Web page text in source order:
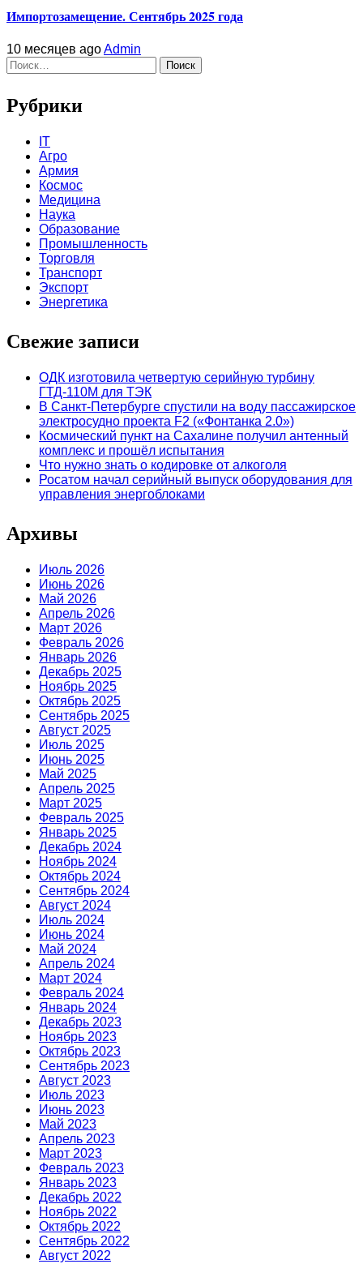
Импортозамещение. Сентябрь 2025 года
10 месяцев agoAdmin
Найти:
Рубрики
IT
Агро
Армия
Космос
Медицина
Наука
Образование
Промышленность
Торговля
Транспорт
Экспорт
Энергетика
Свежие записи
ОДК изготовила четвертую серийную турбину
ГТД-110М для ТЭК
В Санкт-Петербурге спустили на воду пассажирское
электросудно проекта F2 («Фонтанка 2.0»)
Космический пункт на Сахалине получил антенный
комплекс и прошёл испытания
Что нужно знать о кодировке от алкоголя
Росатом начал серийный выпуск оборудования для
управления энергоблоками
Архивы
Июль 2026
Июнь 2026
Май 2026
Апрель 2026
Март 2026
Февраль 2026
Январь 2026
Декабрь 2025
Ноябрь 2025
Октябрь 2025
Сентябрь 2025
Август 2025
Июль 2025
Июнь 2025
Май 2025
Апрель 2025
Март 2025
Февраль 2025
Январь 2025
Декабрь 2024
Ноябрь 2024
Октябрь 2024
Сентябрь 2024
Август 2024
Июль 2024
Июнь 2024
Май 2024
Апрель 2024
Март 2024
Февраль 2024
Январь 2024
Декабрь 2023
Ноябрь 2023
Октябрь 2023
Сентябрь 2023
Август 2023
Июль 2023
Июнь 2023
Май 2023
Апрель 2023
Март 2023
Февраль 2023
Январь 2023
Декабрь 2022
Ноябрь 2022
Октябрь 2022
Сентябрь 2022
Август 2022